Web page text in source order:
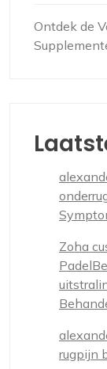
Ontdek de
Zoha
rugpijn